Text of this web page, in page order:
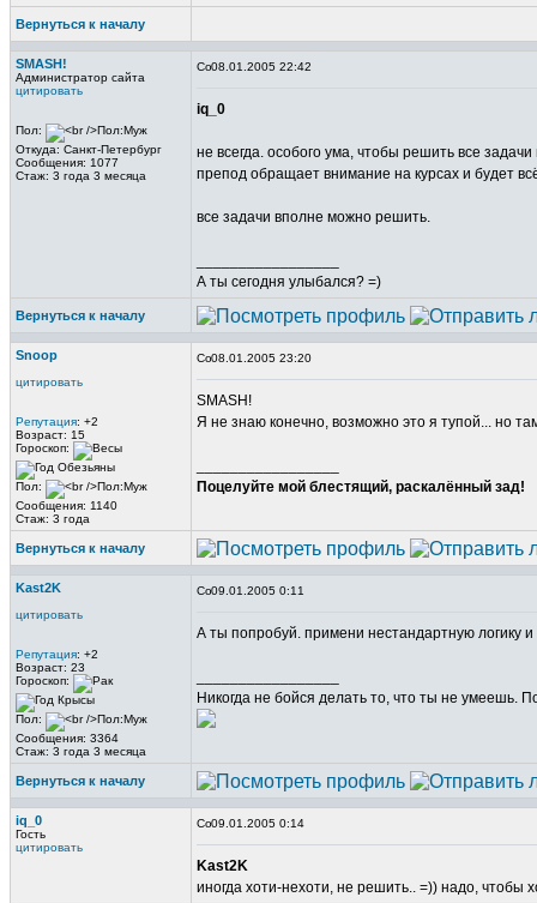
Вернуться к началу
SMASH!
Администратор сайта
цитировать
Пол:
Откуда: Санкт-Петербург
Сообщения: 1077
Стаж: 3 года 3 месяца
08.01.2005 22:42
iq_0
не всегда. особого ума, чтобы решить все
препод обращает внимание на курсах и будет
все задачи вполне можно решить.
А ты сегодня улыбался? =)
Вернуться к началу
Snoop
цитировать
Репутация: +2
Возраст: 15
Гороскоп:
Пол:
Сообщения: 1140
Стаж: 3 года
08.01.2005 23:20
SMASH!
Я не знаю конечно, возможно это я тупой... но
Поцелуйте мой блестящий, раскалённый зад!
Вернуться к началу
Kast2K
цитировать
Репутация: +2
Возраст: 23
Гороскоп:
Пол:
Сообщения: 3364
Стаж: 3 года 3 месяца
09.01.2005 0:11
А ты попробуй. примени нестандартную логику
Никогда не бойся делать то, что ты не умеешь.
Вернуться к началу
iq_0
Гость
цитировать
09.01.2005 0:14
Kast2K
иногда хоти-нехоти, не решить.. =)) надо, чтобы